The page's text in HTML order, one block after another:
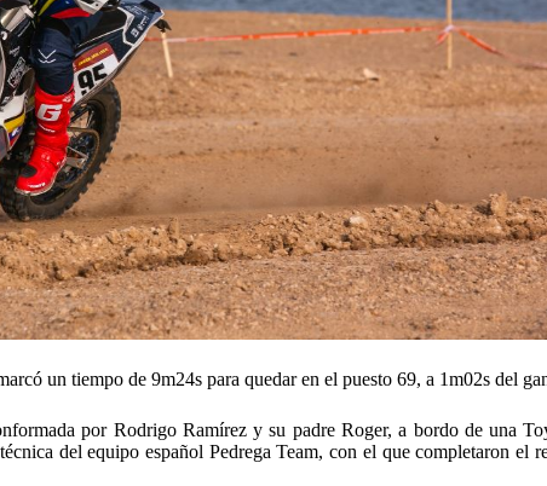
un tiempo de 9m24s para quedar en el puesto 69, a 1m02s del
por Rodrigo Ramírez y su padre Roger, a bordo de una
del equipo español Pedrega Team, con el que completaron el